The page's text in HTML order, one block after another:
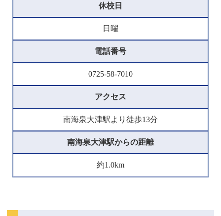
休校日
日曜
電話番号
0725-58-7010
アクセス
南海泉大津駅より徒歩13分
南海泉大津駅からの距離
約1.0km